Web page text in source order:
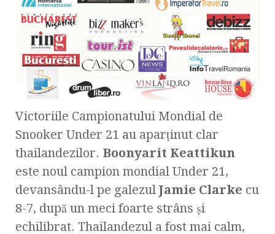
Victoriile Campionatului Mondial de
Snooker Under 21 au aparţinut clar
thailandezilor. Boonyarit Keattikun
este noul campion mondial Under 21,
devansându-l pe galezul Jamie Clarke cu
8-7, după un meci foarte strâns şi
echilibrat. Thailandezul a fost mai calm,